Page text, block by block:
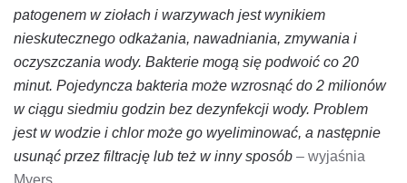
patogenem w ziołach i warzywach jest wynikiem
nieskutecznego odkażania, nawadniania, zmywania i
oczyszczania wody. Bakterie mogą się podwoić co 20
minut. Pojedyncza bakteria może wzrosnąć do 2 milionów
w ciągu siedmiu godzin bez dezynfekcji wody. Problem
jest w wodzie i chlor może go wyeliminować, a następnie
usunąć przez filtrację lub też w inny sposób – wyjaśnia
Myers.